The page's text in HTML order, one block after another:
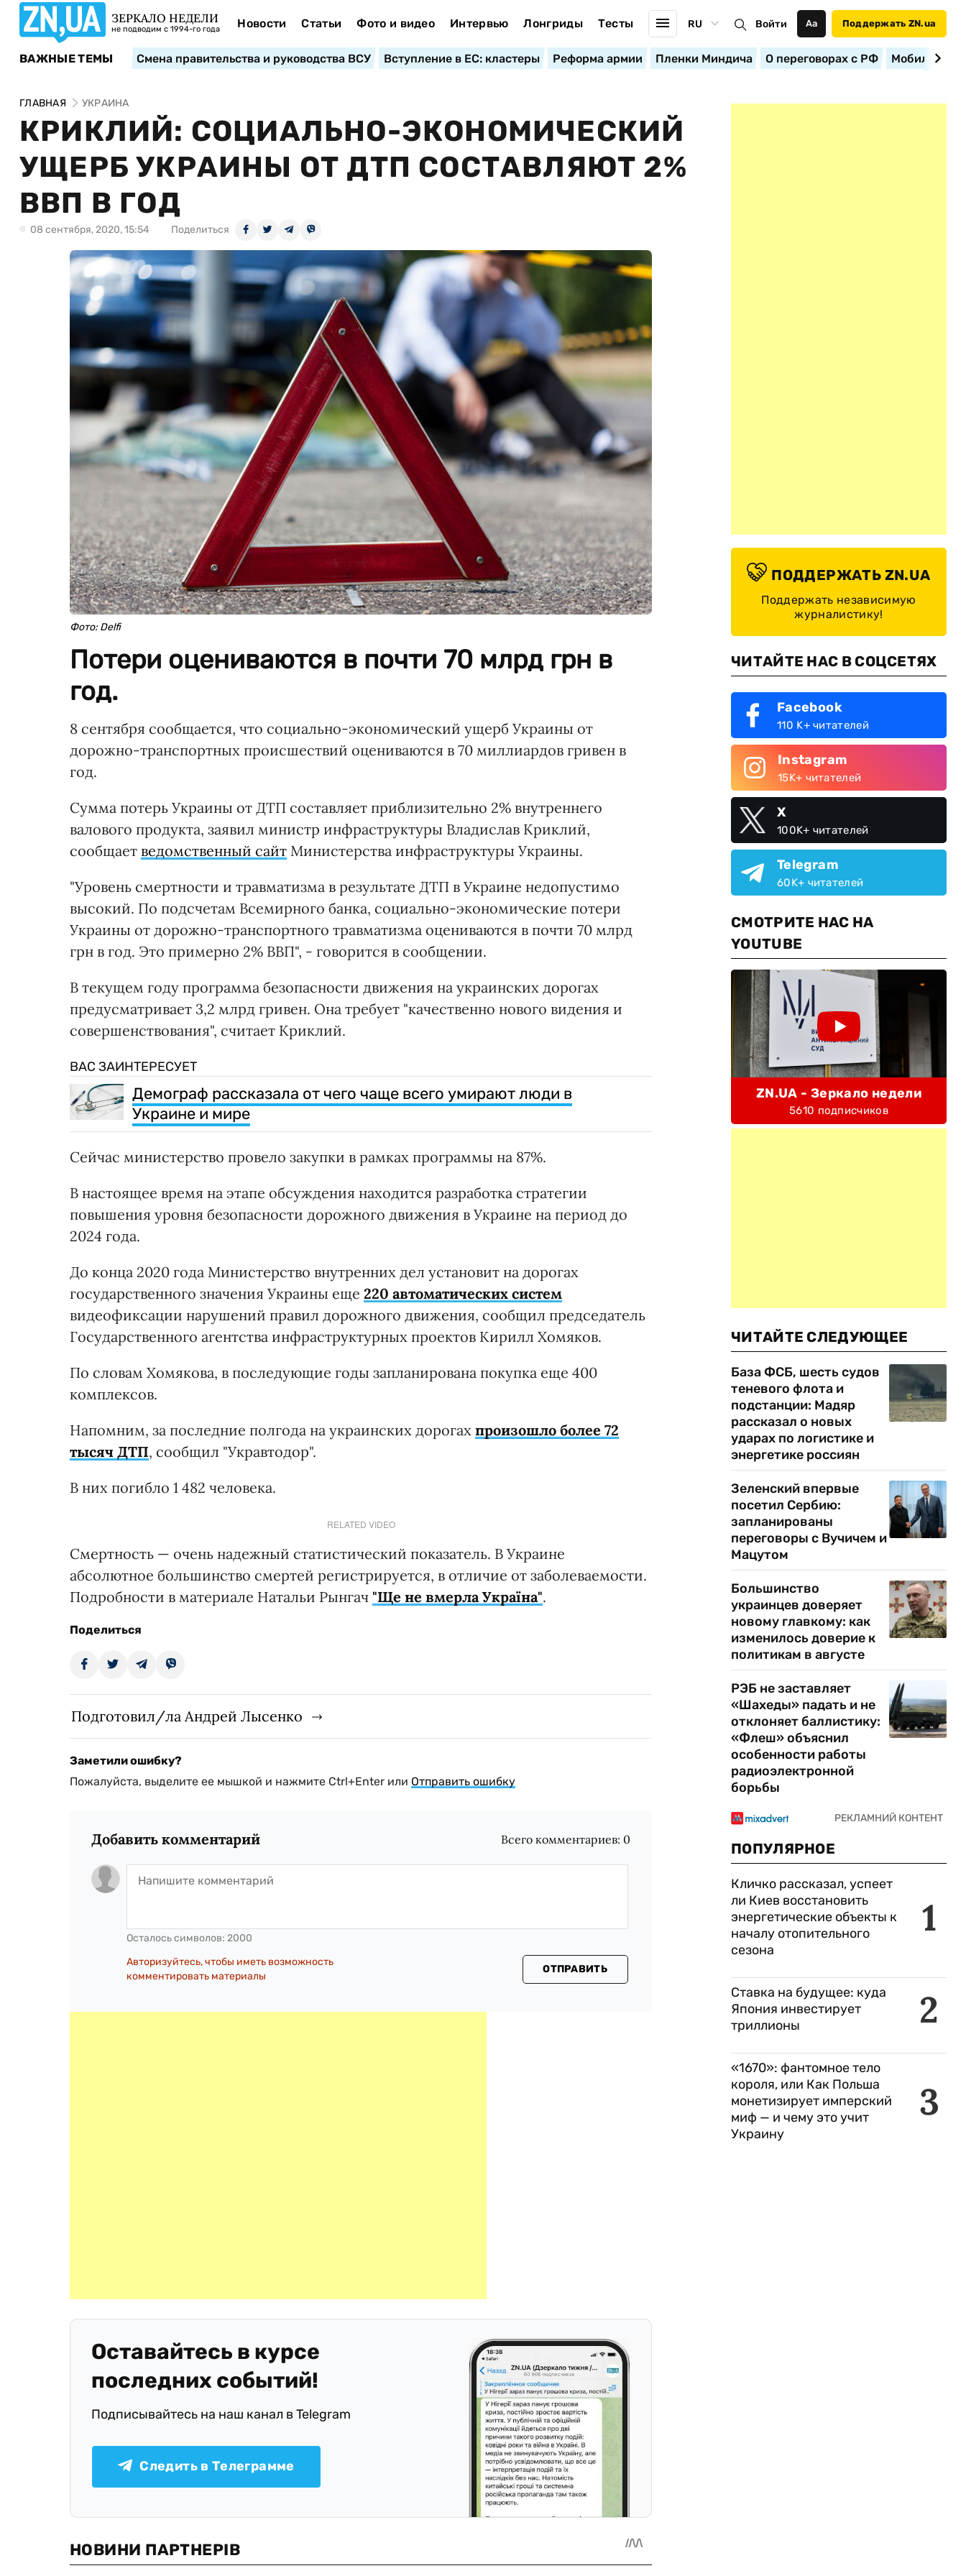
ЗЕРКАЛО НЕДЕЛИ
не подводим с 1994-го года Новости Статьи Фото и видео Интервью Лонгриды Тесты RU Войти Аа Поддержать ZN.ua
ВАЖНЫЕ ТЕМЫ Смена правительства и руководства ВСУ Вступление в ЕС: кластеры Реформа армии Пленки Миндича О переговорах с РФ
ГЛАВНАЯ УКРАИНА
КРИКЛИЙ: СОЦИАЛЬНО-ЭКОНОМИЧЕСКИЙ
УЩЕРБ УКРАИНЫ ОТ ДТП СОСТАВЛЯЮТ 2%
ВВП В ГОД
08 сентября, 2020, 15:54 Поделиться
Фото: Delfi
Потери оцениваются в почти 70 млрд грн в
год.
8 сентября сообщается, что социально-экономический ущерб Украины от
дорожно-транспортных происшествий оцениваются в 70 миллиардов гривен в
год.
Сумма потерь Украины от ДТП составляет приблизительно 2% внутреннего
валового продукта, заявил министр инфраструктуры Владислав Криклий,
сообщает ведомственный сайт Министерства инфраструктуры Украины.
"Уровень смертности и травматизма в результате ДТП в Украине недопустимо
высокий. По подсчетам Всемирного банка, социально-экономические потери
Украины от дорожно-транспортного травматизма оцениваются в почти 70 млрд
грн в год. Это примерно 2% ВВП", - говорится в сообщении.
В текущем году программа безопасности движения на украинских дорогах
предусматривает 3,2 млрд гривен. Она требует "качественно нового видения и
совершенствования", считает Криклий.
ВАС ЗАИНТЕРЕСУЕТ
Демограф рассказала от чего чаще всего умирают люди в
Украине и мире
Сейчас министерство провело закупки в рамках программы на 87%.
В настоящее время на этапе обсуждения находится разработка стратегии
повышения уровня безопасности дорожного движения в Украине на период до
2024 года.
До конца 2020 года Министерство внутренних дел установит на дорогах
государственного значения Украины еще 220 автоматических систем
видеофиксации нарушений правил дорожного движения, сообщил председатель
Государственного агентства инфраструктурных проектов Кирилл Хомяков.
По словам Хомякова, в последующие годы запланирована покупка еще 400
комплексов.
Напомним, за последние полгода на украинских дорогах произошло более 72
тысяч ДТП, сообщил "Укравтодор".
В них погибло 1 482 человека.
RELATED VIDEO
Смертность — очень надежный статистический показатель. В Украине
абсолютное большинство смертей регистрируется, в отличие от заболеваемости.
Подробности в материале Натальи Рынгач "Ще не вмерла Україна".
Поделиться
Подготовил/ла Андрей Лысенко
Заметили ошибку?
Пожалуйста, выделите ее мышкой и нажмите Ctrl+Enter или Отправить ошибку
Добавить комментарий Всего комментариев: 0
Осталось символов: 2000
Авторизуйтесь, чтобы иметь возможность
комментировать материалы
ОТПРАВИТЬ
Оставайтесь в курсе
последних событий!
Подписывайтесь на наш канал в Telegram
Следить в Телеграмме
ПОДДЕРЖАТЬ ZN.UA
Поддержать независимую
журналистику!
ЧИТАЙТЕ НАС В СОЦСЕТЯХ
Facebook
110 K+ читателей
Instagram
15K+ читателей
X
100K+ читателей
Telegram
60K+ читателей
СМОТРИТЕ НАС НА
YOUTUBE
ZN.UA - Зеркало недели
5610 подписчиков
ЧИТАЙТЕ СЛЕДУЮЩЕЕ
База ФСБ, шесть судов
теневого флота и
подстанции: Мадяр
рассказал о новых
ударах по логистике и
энергетике россиян
Зеленский впервые
посетил Сербию:
запланированы
переговоры с Вучичем и
Мацутом
Большинство
украинцев доверяет
новому главкому: как
изменилось доверие к
политикам в августе
РЭБ не заставляет
«Шахеды» падать и не
отклоняет баллистику:
«Флеш» объяснил
особенности работы
радиоэлектронной
борьбы
ПОПУЛЯРНОЕ
1
Кличко рассказал, успеет
ли Киев восстановить
энергетические объекты к
началу отопительного
сезона
2
Ставка на будущее: куда
Япония инвестирует
триллионы
3
«1670»: фантомное тело
короля, или Как Польша
монетизирует имперский
миф — и чему это учит
Украину